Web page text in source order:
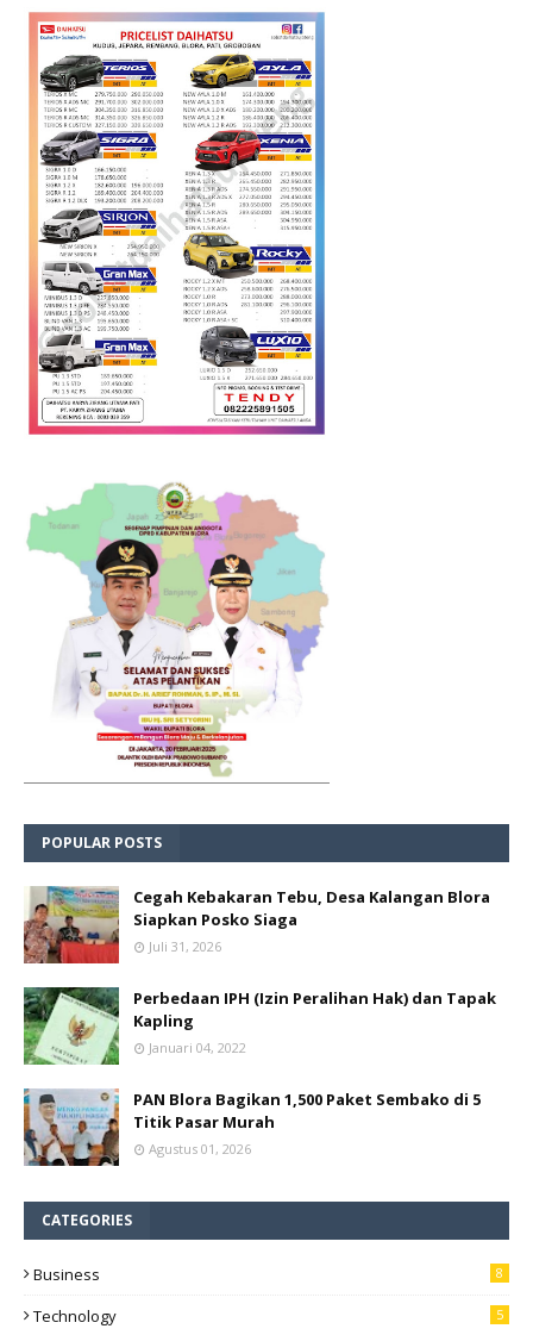
POPULAR POSTS
Cegah Kebakaran Tebu, Desa Kalangan Blora
Siapkan Posko Siaga
Juli 31, 2026
Perbedaan IPH (Izin Peralihan Hak) dan Tapak
Kapling
Januari 04, 2022
PAN Blora Bagikan 1,500 Paket Sembako di 5
Titik Pasar Murah
Agustus 01, 2026
CATEGORIES
Business 8
Technology 5